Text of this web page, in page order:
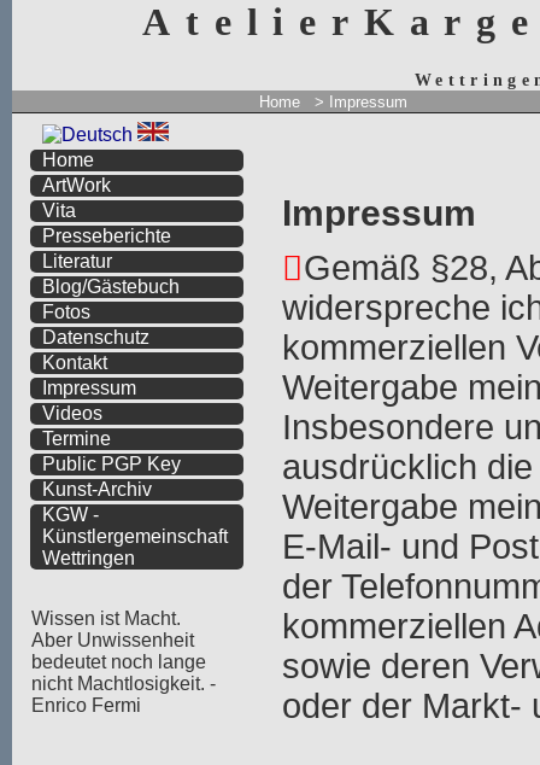
Home > Impressum
Impressum
Gemäß §28,
widerspreche
kommerziellen
Weitergabe
Insbesondere
ausdrücklich
Weitergabe
E-Mail- und
der
kommerziellen
sowie deren
oder der Markt-
Home
ArtWork
Vita
Presseberichte
Literatur
Blog/Gästebuch
Fotos
Datenschutz
Kontakt
Impressum
Videos
Termine
Public PGP Key
Kunst-Archiv
KGW -
Künstlergemeinschaft
Wettringen
Wissen ist Macht.
Aber Unwissenheit
bedeutet noch lange
nicht Machtlosigkeit. -
Enrico Fermi